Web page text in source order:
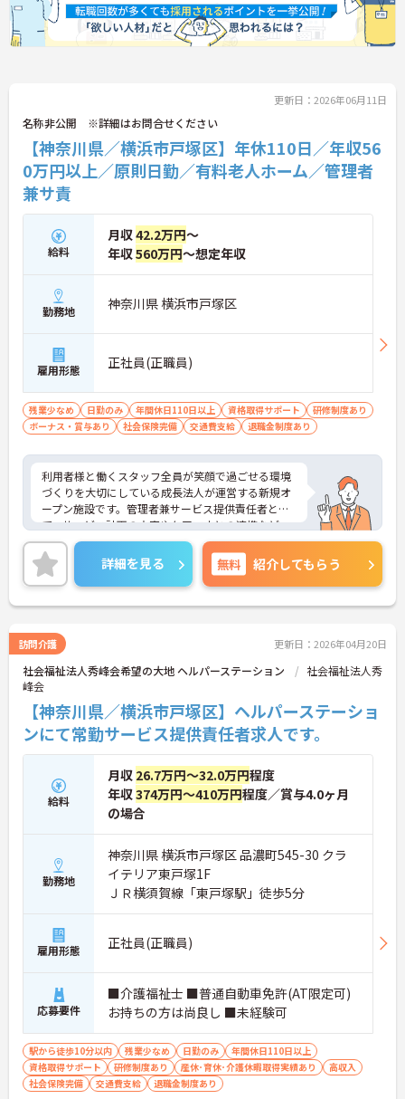
更新日：2026年06月11日
名称非公開 ※詳細はお問合せください
【神奈川県／横浜市戸塚区】年休110日／年収56
0万円以上／原則日勤／有料老人ホーム／管理者
兼サ責
給料
月収42.2万円～
年収560万円～想定年収
勤務地 神奈川県 横浜市戸塚区
雇用形態 正社員(正職員)
残業少なめ 日勤のみ 年間休日110日以上 資格取得サポート
研修制度あり
ボーナス・賞与あり
社会保険完備 交通費支給 退職金制度あり
利用者様と働くスタッフ全員が笑顔で過ごせる環境
づくりを大切にしている成長法人が運営する新規オ
ープン施設です。管理者兼サービス提供責任者とし
て、サービス計画の立案やケアマネとの連携など、
裁量を持ってお仕事をお任せします。想定年収560
万円以上と高い給与水準に加え、決算賞与や手当が
充実している還元率の高さが魅力です。緊急時を除
き基本日勤のみの勤務で、残業も月平均10時間以内
と少なく、誕生日休暇などお休みもしっかり確保で
利用など、独自の福利厚生も大変充実しています。
介護福祉士の資格とご経験を活かしながら、充実し
た待遇のもとで新しい施設を作り上げるやりがいを
感じていただける、大変おすすめの求人となってお
ります。
★おすすめPOINT★
【安定した高収入と充実の福利厚生】
・想定年収560万円以上と高い給与水準に加えて業
績による決算賞与の支給があります
・確定給付企業年金への加入や勤続3年以上の退職
金制度など将来に向けた備えができます
・会員制リゾート施設の利用や医療費の付加給付な
ど嬉しい待遇が揃っております
【ワークライフバランスを大切にできる環境】
・緊急時を除いて基本日勤のみの勤務となり残業も
月平均10時間以内と少なめであります
・年間休日110日のほかご自身の誕生月に1日取得で
きる誕生日休暇があります
【手厚いサポートとキャリアアップ体制】
・働きながらさらなる上位資格を目指せる費用全額
負担の資格取得支援制度があります
・サービス提供責任者としてケアプランの立案など
専門性を高められる環境であります
詳細を見る 無料 紹介してもらう
訪問介護 更新日：2026年04月20日
社会福祉法人秀峰会希望の大地 ヘルパーステーション
社会福祉法人秀
峰会
【神奈川県／横浜市戸塚区】ヘルパーステーショ
ンにて常勤サービス提供責任者求人です。
給料
月収 26.7万円～32.0万円程度
年収374万円～410万円程度／賞与4.0ヶ月
の場合
勤務地
神奈川県 横浜市戸塚区 品濃町545-30 クラ
イテリア東戸塚1F
ＪＲ横須賀線「東戸塚駅」徒歩5分
雇用形態 正社員(正職員)
応募要件
■介護福祉士 ■普通自動車免許(AT限定可)
お持ちの方は尚良し ■未経験可
駅から徒歩10分以内 残業少なめ 日勤のみ
年間休日110日以上
資格取得サポート
研修制度あり 産休･育休･介護休暇取得実績あり
高収入
社会保険完備
交通費支給 退職金制度あり